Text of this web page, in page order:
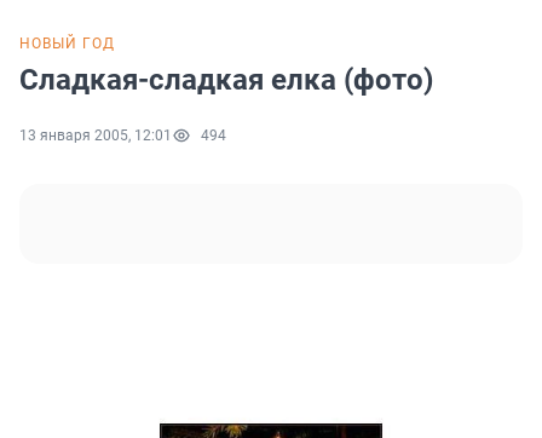
НОВЫЙ ГОД
Сладкая-сладкая елка (фото)
13 января 2005, 12:01 494